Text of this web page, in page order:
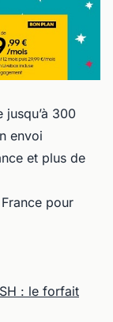
300
envoi
et plus de
pour
: le forfait